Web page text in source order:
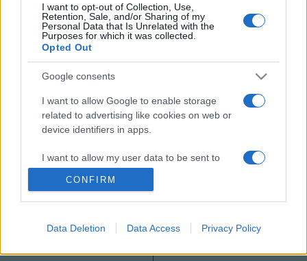
I want to opt-out of Collection, Use,
Retention, Sale, and/or Sharing of my
Personal Data that Is Unrelated with the
Purposes for which it was collected.
Opted Out
Google consents
I want to allow Google to enable storage
related to advertising like cookies on web or
device identifiers in apps.
I want to allow my user data to be sent to
Google for online advertising purposes.
I want to allow Google to send me
related to analytics like cookies on web or
CONFIRM
Data Deletion Data Access Privacy Policy